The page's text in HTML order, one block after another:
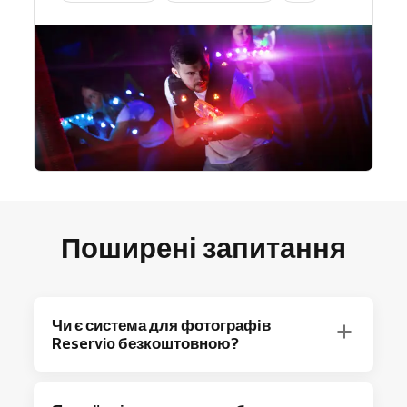
Поширені запитання
Чи є система для фотографів
Reservio безкоштовною?